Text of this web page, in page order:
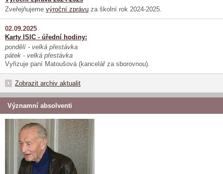
Zveřejňujeme výroční zprávu za školní rok 2024-2025.
02.09.2025
Karty ISIC - úřední hodiny:
pondělí - velká přestávka
pátek - velká přestávka
Vyřizuje paní Matoušová (kancelář za sborovnou).
Zobrazit archiv aktualit
Významní absolventi